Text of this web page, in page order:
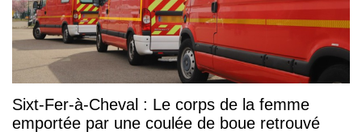
Sixt-Fer-à-Cheval : Le corps de la femme
emportée par une coulée de boue retrouvé